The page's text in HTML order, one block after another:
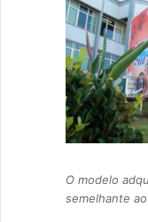
O modelo
semelhante